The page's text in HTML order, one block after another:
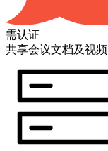
需认证
共享会议文档及视频